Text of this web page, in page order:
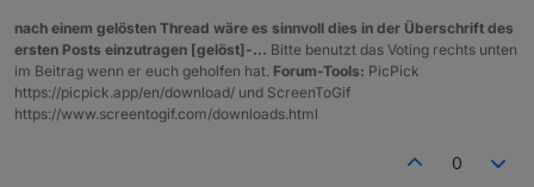
nach einem gelösten Thread wäre es sinnvoll dies in der Überschrift des
ersten Posts einzutragen [gelöst]-... Bitte benutzt das Voting rechts unten
im Beitrag wenn er euch geholfen hat. Forum-Tools: PicPick
https://picpick.app/en/download/ und ScreenToGif
https://www.screentogif.com/downloads.html
0